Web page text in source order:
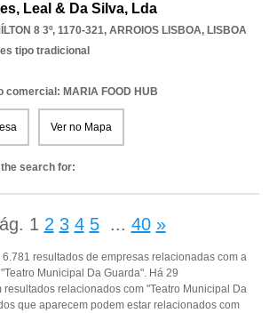
Leal & Da Silva, Lda
8 3º, 1170-321, ARROIOS LISBOA, LISBOA
tipo tradicional
comercial: MARIA FOOD HUB
Ver no Mapa
search for:
1 2 3 4 5 ... 40 »
6.781 resultados de empresas relacionadas com a
Municipal Da Guarda". Há 29
resultados relacionados com "Teatro Municipal Da
que aparecem podem estar relacionados com